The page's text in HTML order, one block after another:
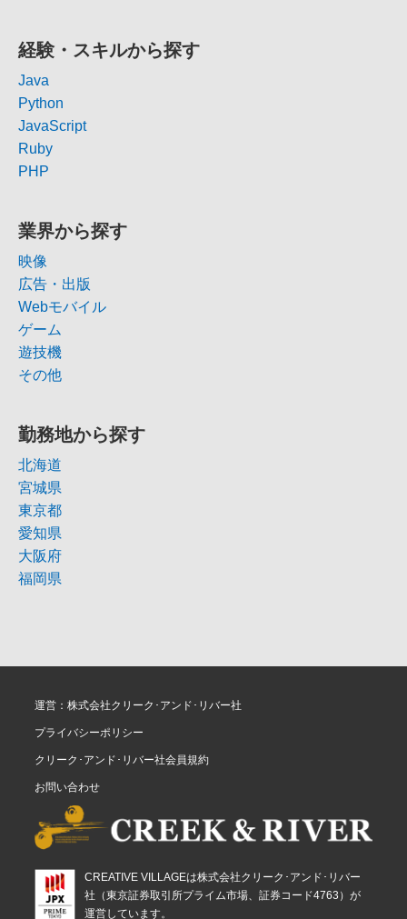
経験・スキルから探す
Java
Python
JavaScript
Ruby
PHP
業界から探す
映像
広告・出版
Webモバイル
ゲーム
遊技機
その他
勤務地から探す
北海道
宮城県
東京都
愛知県
大阪府
福岡県
運営：株式会社クリーク･アンド･リバー社
プライバシーポリシー
クリーク･アンド･リバー社会員規約
お問い合わせ
CREATIVE VILLAGEは株式会社クリーク･アンド･リバー
社（東京証券取引所プライム市場、証券コード4763）が
運営しています。